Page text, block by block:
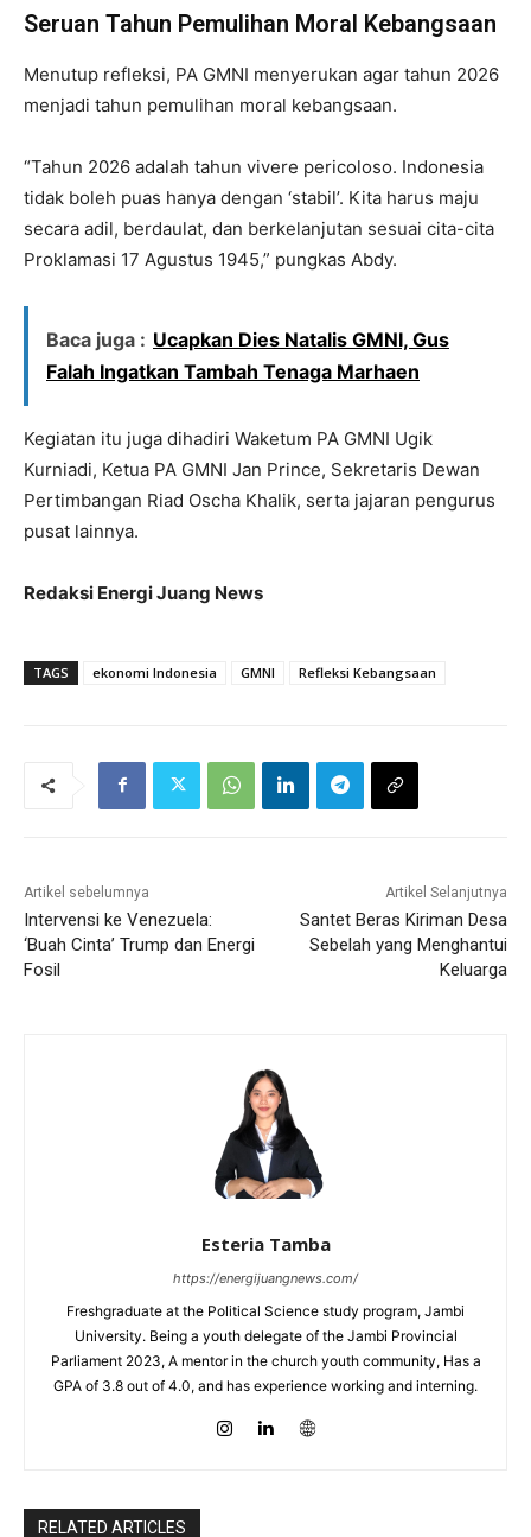
Seruan Tahun Pemulihan Moral Kebangsaan
Menutup refleksi, PA GMNI menyerukan agar tahun 2026
menjadi tahun pemulihan moral kebangsaan.
“Tahun 2026 adalah tahun vivere pericoloso. Indonesia
tidak boleh puas hanya dengan ‘stabil’. Kita harus maju
secara adil, berdaulat, dan berkelanjutan sesuai cita-cita
Proklamasi 17 Agustus 1945,” pungkas Abdy.
Baca juga : Ucapkan Dies Natalis GMNI, Gus
Falah Ingatkan Tambah Tenaga Marhaen
Kegiatan itu juga dihadiri Waketum PA GMNI Ugik
Kurniadi, Ketua PA GMNI Jan Prince, Sekretaris Dewan
Pertimbangan Riad Oscha Khalik, serta jajaran pengurus
pusat lainnya.
Redaksi Energi Juang News
TAGS ekonomi Indonesia GMNI Refleksi Kebangsaan
Artikel sebelumnya
Intervensi ke Venezuela:
‘Buah Cinta’ Trump dan Energi
Fosil
Artikel Selanjutnya
Santet Beras Kiriman Desa
Sebelah yang Menghantui
Keluarga
Esteria Tamba
https://energijuangnews.com/
Freshgraduate at the Political Science study program, Jambi
University. Being a youth delegate of the Jambi Provincial
Parliament 2023, A mentor in the church youth community, Has a
GPA of 3.8 out of 4.0, and has experience working and interning.
RELATED ARTICLES